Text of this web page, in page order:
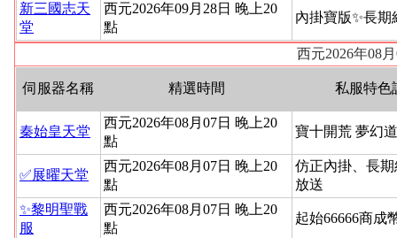
新三國志天
堂
西元2026年09月28日 晚上20
點
內掛寶版✨長期
西元2026年08
伺服器名稱 精選時間 私服特色
秦始皇天堂
西元2026年08月07日 晚上20
點
寶十開荒 夢幻
✅展曜天堂
西元2026年08月07日 晚上20
點
仿正內掛、長
放送
✨黎明聖戰
服
西元2026年08月07日 晚上20
點
起始66666商成